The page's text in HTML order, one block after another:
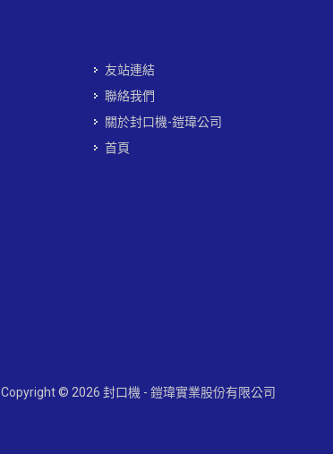
友站連結
聯絡我們
關於封口機-鎧瑋公司
首頁
Copyright © 2026 封口機 - 鎧瑋實業股份有限公司